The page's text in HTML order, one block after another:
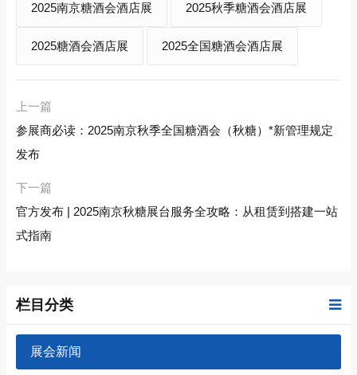
2025南京糖酒会酒店展 2025秋季糖酒会酒店展
2025糖酒会酒店展 2025全国糖酒会酒店展
上一篇
参展商必读：2025南京秋季全国糖酒会（秋糖）*新管理规定
发布
下一篇
官方发布 | 2025南京秋糖展台服务全攻略：从租赁到搭建一站
式指南
栏目分类
展会新闻